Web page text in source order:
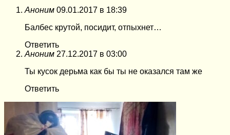
Аноним 09.01.2017 в 18:39
Балбес крутой, посидит, отпыхнет…
Ответить
Аноним 27.12.2017 в 03:00
Ты кусок дерьма как бы ты не оказался там же
Ответить